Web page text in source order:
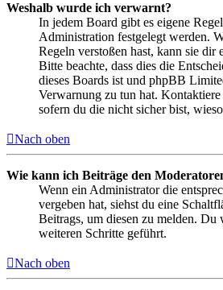
Weshalb wurde ich verwarnt?
In jedem Board gibt es eigene
Administration festgelegt werden.
Regeln verstoßen hast, kann sie dir
Bitte beachte, dass dies die
dieses Boards ist und phpBB
Verwarnung zu tun hat.
sofern du die nicht sicher bist,
Nach oben
Wie kann ich Beiträge den
Wenn ein Administrator die
vergeben hat, siehst du eine
Beitrags, um diesen zu melden. Du
weiteren Schritte geführt.
Nach oben